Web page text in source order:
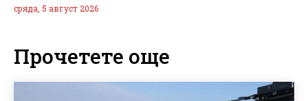
сряда, 5 август 2026
Прочетете още